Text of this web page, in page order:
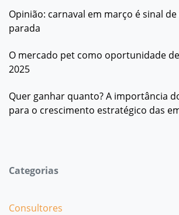
Opinião: carnaval em março é sinal
parada
O mercado pet como oportunidade
2025
Quer ganhar quanto? A importância
para o crescimento estratégico das
Categorias
Consultores